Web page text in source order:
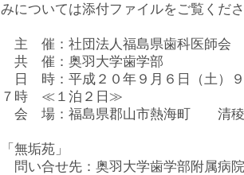
みについては添付ファイルをご覧くだ
主 催：社団法人福島県歯科医師会
共 催：奥羽大学歯学部
日 時：平成２０年９月６日（土）
７時 ≪１泊２日≫
会 場：福島県郡山市熱海町 清稜
「無垢苑」
問い合せ先：奥羽大学歯学部附